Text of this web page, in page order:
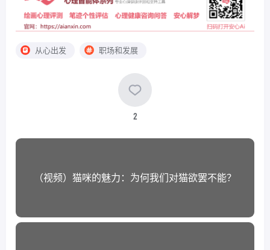
从心出发 职场和发展
2
（视频）猫咪的魅力：为何我们对猫欲罢不能？